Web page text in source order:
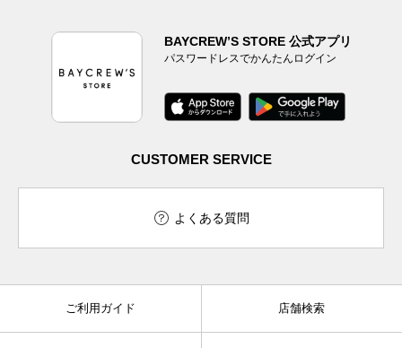
BAYCREW’S STORE 公式アプリ
パスワードレスでかんたんログイン
CUSTOMER SERVICE
よくある質問
ご利用ガイド 店舗検索